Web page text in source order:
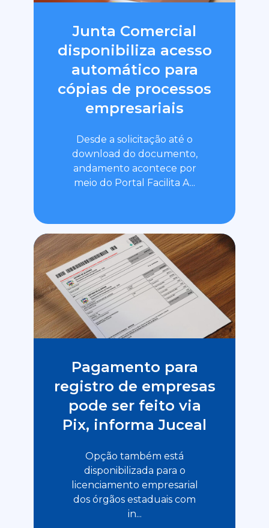
Junta Comercial
disponibiliza acesso
automático para
cópias de processos
empresariais
Desde a solicitação até o
download do documento,
andamento acontece por
meio do Portal Facilita A...
Pagamento para
registro de empresas
pode ser feito via
Pix, informa Juceal
Opção também está
disponibilizada para o
licenciamento empresarial
dos órgãos estaduais com
in...